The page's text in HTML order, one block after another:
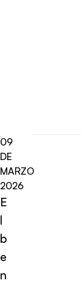
09
DE
MARZO
2026
E
l
b
e
n